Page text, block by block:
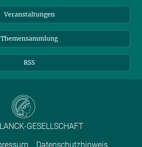
Veranstaltungen
Themensammlung
RSS
GESELLSCHAFT
Datenschutzhinweis